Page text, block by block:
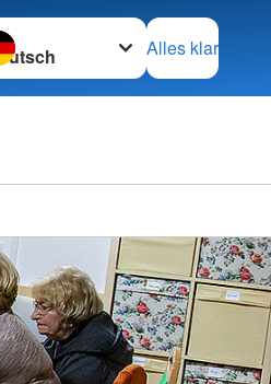
wechseln zu
Alles klar